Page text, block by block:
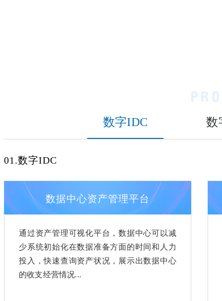
数字IDC 数
01.数字IDC
数据中心资产管理平台
通过资产管理可视化平台，数据中心可以减
少系统初始化在数据准备方面的时间和人力
投入，快速查询资产状况，展示出数据中心
的收支经营情况...